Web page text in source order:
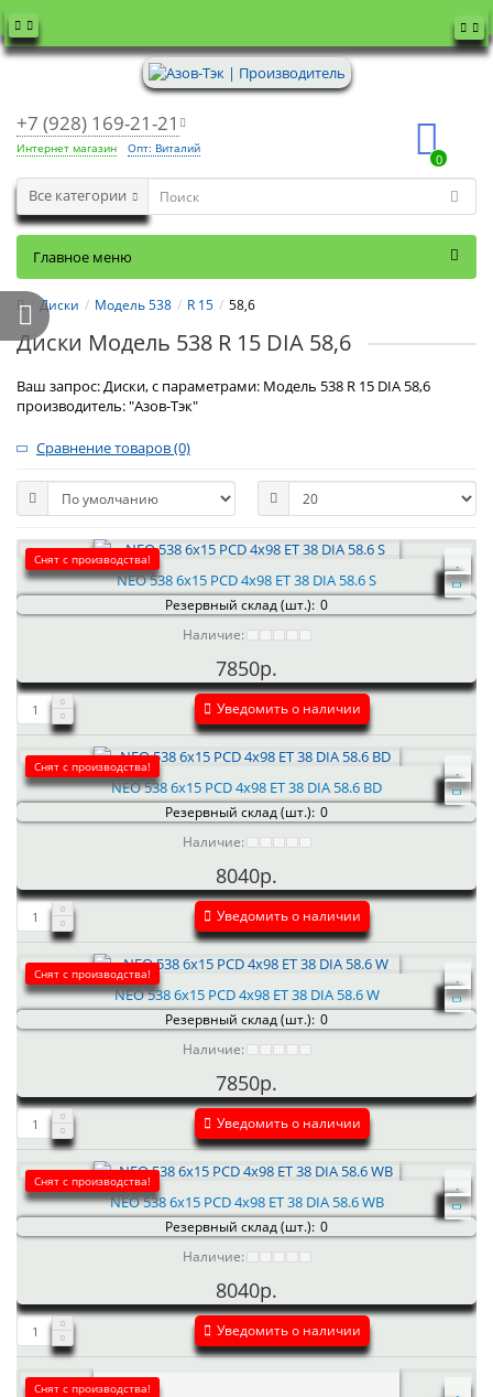
+7 (928) 169-21-21
Интернет магазин Опт: Виталий
0
Все категории
Главное меню
Диски Модель 538 R 15 58,6
Диски Модель 538 R 15 DIA 58,6
Ваш запрос: Диски, с параметрами: Модель 538 R 15 DIA 58,6
производитель: "Азов-Тэк"
Сравнение товаров (0)
Снят с производства!
NEO 538 6x15 PCD 4x98 ET 38 DIA 58.6 S
Резервный склад (шт.): 0
Наличие:
7850р.
Уведомить о наличии
Снят с производства!
NEO 538 6x15 PCD 4x98 ET 38 DIA 58.6 BD
Резервный склад (шт.): 0
Наличие:
8040р.
Уведомить о наличии
Снят с производства!
NEO 538 6x15 PCD 4x98 ET 38 DIA 58.6 W
Резервный склад (шт.): 0
Наличие:
7850р.
Уведомить о наличии
Снят с производства!
NEO 538 6x15 PCD 4x98 ET 38 DIA 58.6 WB
Резервный склад (шт.): 0
Наличие:
8040р.
Уведомить о наличии
Снят с производства!